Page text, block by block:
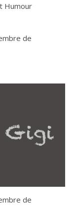
Humour
de
de